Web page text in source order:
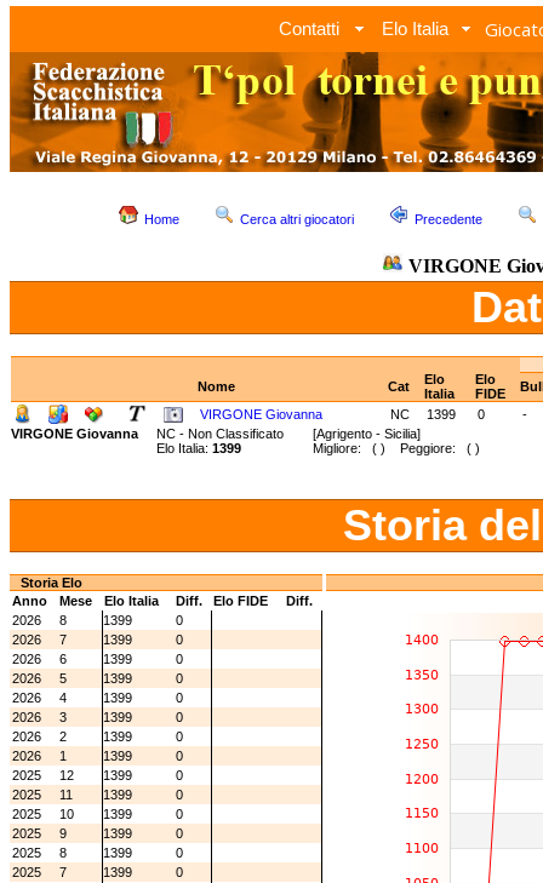
Contatti Elo Italia
Home Cerca altri giocatori Precedente
VIRGONE
Nome Cat
Elo
Italia
Elo
FIDE
VIRGONE Giovanna
NC 1399 0
-
VIRGONE Giovanna
NC - Non Classificato [Agrigento - Sicilia]
Elo Italia: 1399 Migliore: ( ) Peggiore: ( )
Storia
Storia Elo
Anno
Mese Elo Italia Diff. Elo FIDE
Diff.
2026
8 1399
0
2026
7 1399
0
2026
6 1399
0
2026
5 1399
0
2026
4 1399
0
2026
3 1399
0
2026
2 1399
0
2026
1 1399
0
2025
12 1399
0
2025
11 1399
0
2025
10 1399
0
2025
9 1399
0
2025
8 1399
0
2025
7 1399
0